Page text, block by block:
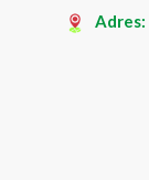
Adres: